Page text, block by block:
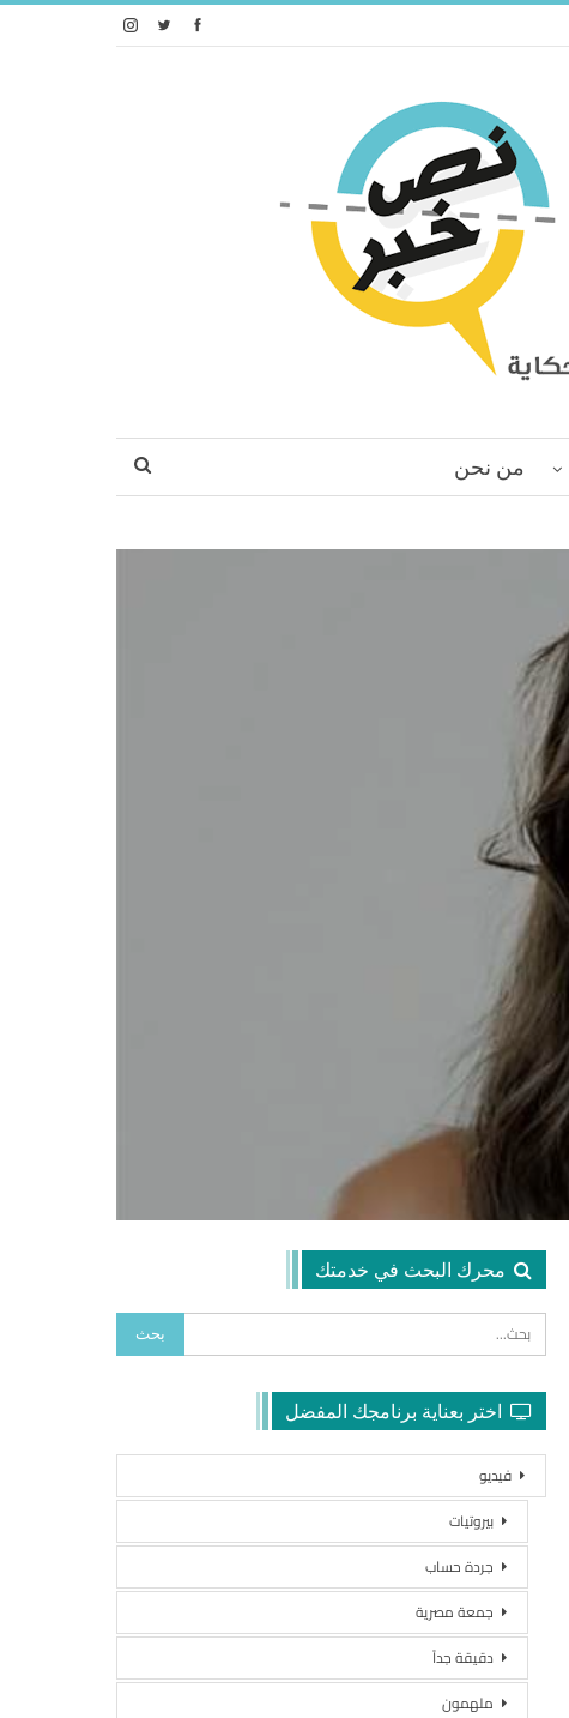
من نحن
محرك البحث في خدمتك
اختر بعناية برنامجك المفضل
فيديو
بيروتيات
جردة حساب
جمعة مصرية
دقيقة جداً
ملهمون